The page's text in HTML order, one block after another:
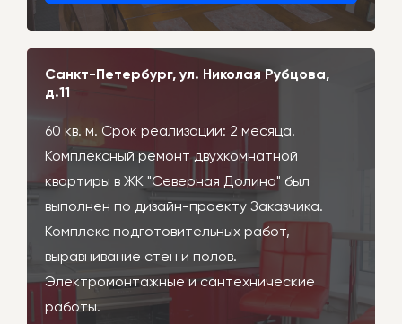
Санкт-Петербург, ул. Николая Рубцова,
д.11
60 кв. м. Срок реализации: 2 месяца.
Комплексный ремонт двухкомнатной
квартиры в ЖК "Северная Долина" был
выполнен по дизайн-проекту Заказчика.
Комплекс подготовительных работ,
выравнивание стен и полов.
Электромонтажные и сантехнические
работы.